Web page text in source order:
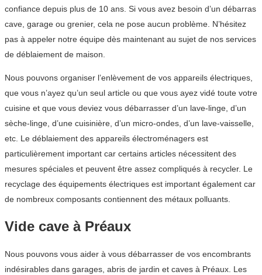
confiance depuis plus de 10 ans. Si vous avez besoin d’un débarras
cave, garage ou grenier, cela ne pose aucun problème. N’hésitez
pas à appeler notre équipe dès maintenant au sujet de nos services
de déblaiement de maison.
Nous pouvons organiser l’enlèvement de vos appareils électriques,
que vous n’ayez qu’un seul article ou que vous ayez vidé toute votre
cuisine et que vous deviez vous débarrasser d’un lave-linge, d’un
sèche-linge, d’une cuisinière, d’un micro-ondes, d’un lave-vaisselle,
etc. Le déblaiement des appareils électroménagers est
particulièrement important car certains articles nécessitent des
mesures spéciales et peuvent être assez compliqués à recycler. Le
recyclage des équipements électriques est important également car
de nombreux composants contiennent des métaux polluants.
Vide cave à Préaux
Nous pouvons vous aider à vous débarrasser de vos encombrants
indésirables dans garages, abris de jardin et caves à Préaux. Les